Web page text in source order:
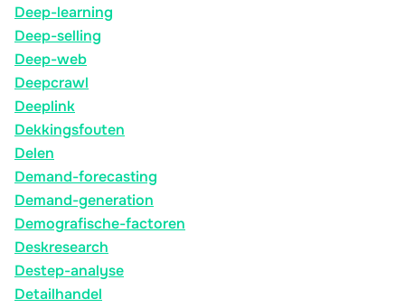
Deep-learning
Deep-selling
Deep-web
Deepcrawl
Deeplink
Dekkingsfouten
Delen
Demand-forecasting
Demand-generation
Demografische-factoren
Deskresearch
Destep-analyse
Detailhandel